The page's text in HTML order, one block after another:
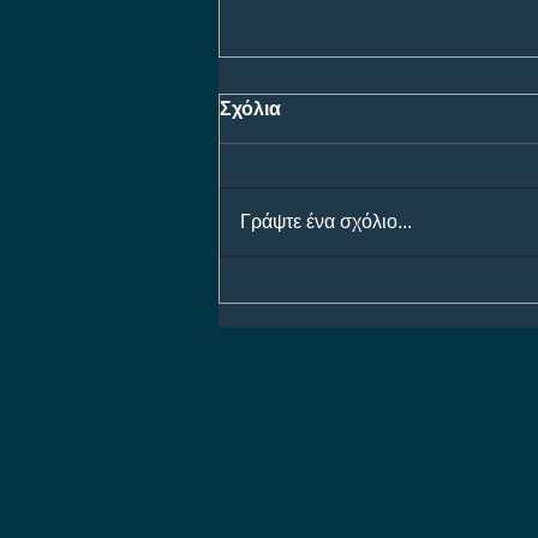
Σχόλια
Γράψτε ένα σχόλιο...